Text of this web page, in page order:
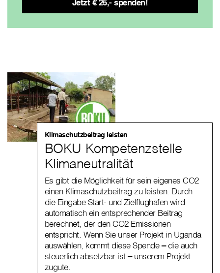
Klimaschutzbeitrag leisten
BOKU Kompetenzstelle
Klimaneutralität
Es gibt die Möglichkeit für sein eigenes CO2
einen Klimaschutzbeitrag zu leisten. Durch
die Eingabe Start- und Zielflughafen wird
automatisch ein entsprechender Beitrag
berechnet, der den CO2 Emissionen
entspricht. Wenn Sie unser Projekt in Uganda
auswählen, kommt diese Spende–die auch
steuerlich absetzbar ist–unserem Projekt
zugute.